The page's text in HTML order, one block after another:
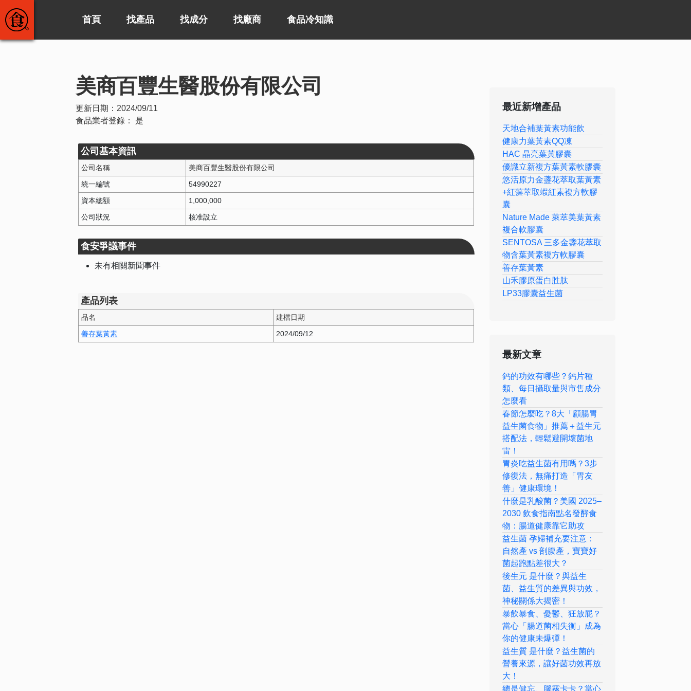
首頁 找產品 找成分 找廠商 食品冷知識
美商百豐生醫股份有限公司
更新日期： 2024/09/11
食品業者登錄：
是
公司基本資訊
公司名稱
美商百豐生醫股份有限公司
統一編號
54990227
資本總額
1,000,000
公司狀況
核准設立
食安爭議事件
未有相關新聞事件
產品列表
品名
建檔日期
善存葉黃素
2024/09/12
最近新增產品
天地合補葉黃素功能飲
健康力葉黃素QQ凍
HAC 晶亮葉黃膠囊
優識立新複方葉黃素軟膠囊
悠活原力金盞花萃取葉黃素
+紅藻萃取蝦紅素複方軟膠
囊
Nature Made 萊萃美葉黃素
複合軟膠囊
SENTOSA 三多金盞花萃取
物含葉黃素複方軟膠囊
善存葉黃素
山禾膠原蛋白胜肽
LP33膠囊益生菌
最新文章
鈣的功效有哪些？鈣片種
類、每日攝取量與市售成分
怎麼看
春節怎麼吃？8大「顧腸胃
益生菌食物」推薦＋益生元
搭配法，輕鬆避開壞菌地
雷！
胃炎吃益生菌有用嗎？3步
修復法，無痛打造「胃友
善」健康環境！
什麼是乳酸菌？美國 2025–
2030 飲食指南點名發酵食
物：腸道健康靠它助攻
益生菌 孕婦補充要注意：
自然產 vs 剖腹產，寶寶好
菌起跑點差很大？
後生元 是什麼？與益生
菌、益生質的差異與功效，
神秘關係大揭密！
暴飲暴食、憂鬱、狂放屁？
當心「腸道菌相失衡」成為
你的健康未爆彈！
益生質 是什麼？益生菌的
營養來源，讓好菌功效再放
大！
總是健忘、腦霧卡卡？當心